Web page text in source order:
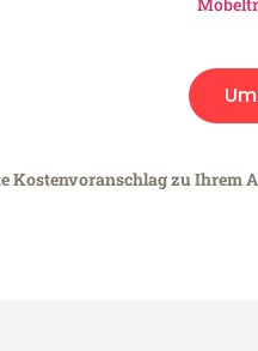
Kostenvoranschlag zu Ihrem